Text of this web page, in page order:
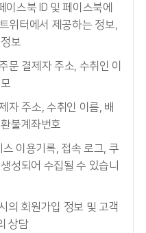
스북 ID 및 페이스북에
위터에서 제공하는 정보,
보
문 결제자 주소, 수취인 이
자 주소, 수취인 이름, 배
불계좌번호
이용기록, 접속 로그, 쿠
성되어 수집될 수 있습니
의 회원가입 정보 및 고객
상담